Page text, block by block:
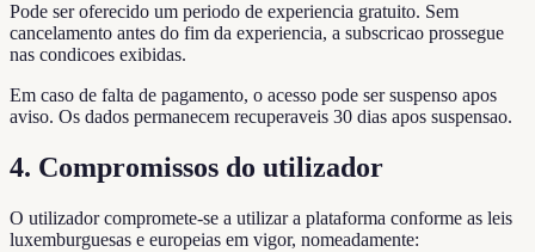
Pode ser oferecido um periodo de experiencia gratuito. Sem
cancelamento antes do fim da experiencia, a subscricao prossegue
nas condicoes exibidas.
Em caso de falta de pagamento, o acesso pode ser suspenso apos
aviso. Os dados permanecem recuperaveis 30 dias apos suspensao.
4. Compromissos do utilizador
O utilizador compromete-se a utilizar a plataforma conforme as leis
luxemburguesas e europeias em vigor, nomeadamente: